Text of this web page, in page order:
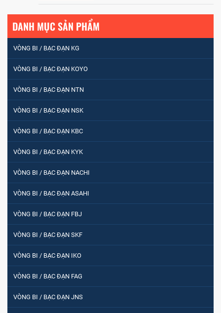
DANH MỤC SẢN PHẨM
VÒNG BI / BẠC ĐẠN KG
VÒNG BI / BẠC ĐẠN KOYO
VÒNG BI / BẠC ĐẠN NTN
VÒNG BI / BẠC ĐẠN NSK
VÒNG BI / BẠC ĐẠN KBC
VÒNG BI / BẠC ĐẠN KYK
VÒNG BI / BẠC ĐẠN NACHI
VÒNG BI / BẠC ĐẠN ASAHI
VÒNG BI / BẠC ĐẠN FBJ
VÒNG BI / BẠC ĐẠN SKF
VÒNG BI / BẠC ĐẠN IKO
VÒNG BI / BẠC ĐẠN FAG
VÒNG BI / BẠC ĐẠN JNS
VÒNG BI / BẠC ĐẠN CHÀ TRÒN 51105